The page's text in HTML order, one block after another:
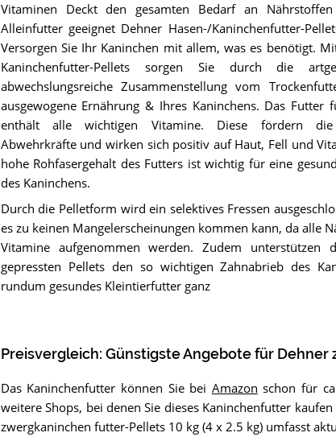
Vitaminen Deckt den gesamten Bedarf an
Alleinfutter geeignet Dehner Hasen-/Kaninchenfutter-
Versorgen Sie Ihr Kaninchen mit allem, was es benötigt.
Kaninchenfutter-Pellets sorgen Sie durch die
abwechslungsreiche Zusammenstellung vom
ausgewogene Ernährung & Ihres Kaninchens. Das Futter
enthält alle wichtigen Vitamine. Diese fördern die
Abwehrkräfte und wirken sich positiv auf Haut, Fell und
hohe Rohfasergehalt des Futters ist wichtig für eine
des Kaninchens.
Durch die Pelletform wird ein selektives Fressen
es zu keinen Mangelerscheinungen kommen kann, da alle
Vitamine aufgenommen werden. Zudem unterstützen
gepressten Pellets den so wichtigen Zahnabrieb des
rundum gesundes Kleintierfutter ganz
Preisvergleich: Günstigste Angebote für Dehner
Das Kaninchenfutter können Sie bei Amazon schon für
weitere Shops, bei denen Sie dieses Kaninchenfutter
zwergkaninchen futter-Pellets 10 kg (4 x 2.5 kg) umfasst